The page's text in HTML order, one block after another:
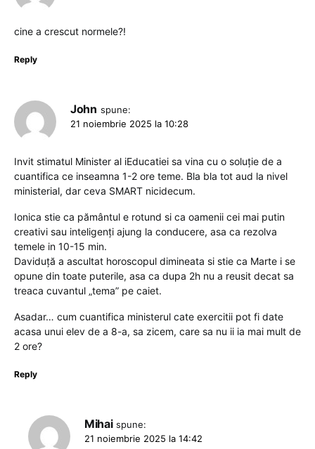
cine a crescut normele?!
Reply
John spune:
21 noiembrie 2025 la 10:28
Invit stimatul Minister al iEducatiei sa vina cu o soluție de a
cuantifica ce inseamna 1-2 ore teme. Bla bla tot aud la nivel
ministerial, dar ceva SMART nicidecum.
Ionica stie ca pământul e rotund si ca oamenii cei mai putin
creativi sau inteligenți ajung la conducere, asa ca rezolva
temele in 10-15 min.
Daviduță a ascultat horoscopul dimineata si stie ca Marte i se
opune din toate puterile, asa ca dupa 2h nu a reusit decat sa
treaca cuvantul „tema” pe caiet.
Asadar… cum cuantifica ministerul cate exercitii pot fi date
acasa unui elev de a 8-a, sa zicem, care sa nu ii ia mai mult de
2 ore?
Reply
Mihai spune:
21 noiembrie 2025 la 14:42